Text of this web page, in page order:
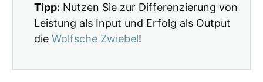
Tipp: Nutzen Sie zur Differenzierung von
Leistung als Input und Erfolg als Output
die Wolfsche Zwiebel!